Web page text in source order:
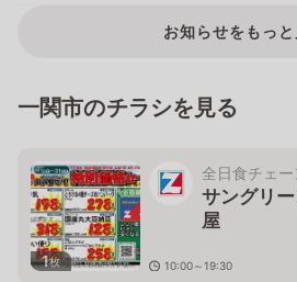
お知らせをもっと
一関市のチラシを見る
1枚
全日食チェー
サングリ
屋
10:00～19:30